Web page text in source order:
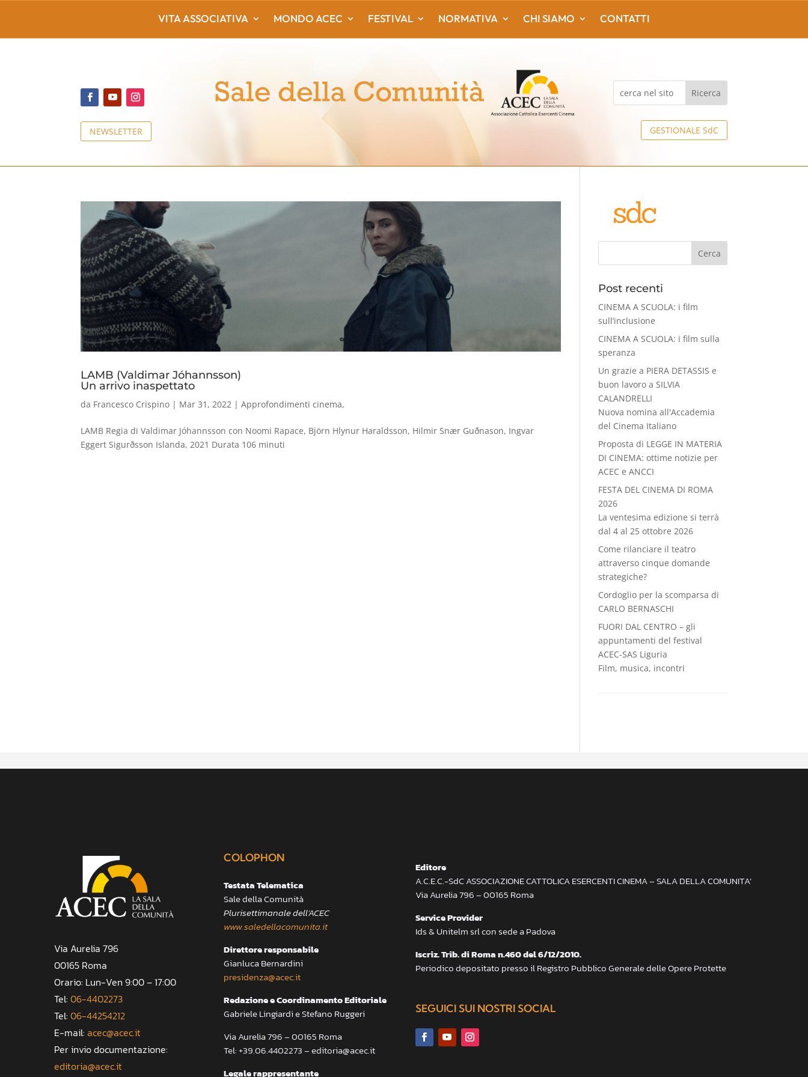
NEWSLETTER GESTIONALE SdC
VITA ASSOCIATIVA MONDO ACEC FESTIVAL NORMATIVA CHI SIAMO CONTATTI
LAMB (Valdimar Jóhannsson)
Un arrivo inaspettato
da Francesco Crispino | Mar 31, 2022 |Approfondimenti cinema,
LAMB Regia di Valdimar Jóhannsson con Noomi Rapace, Björn Hlynur Haraldsson, Hilmir Snær Guðnason, Ingvar
Eggert Sigurðsson Islanda, 2021 Durata 106 minuti
Cerca
Post recenti
CINEMA A SCUOLA: i film
sull’inclusione
CINEMA A SCUOLA: i film sulla
speranza
Un grazie a PIERA DETASSIS e
buon lavoro a SILVIA
CALANDRELLI
Nuova nomina all'Accademia
del Cinema Italiano
Proposta di LEGGE IN MATERIA
DI CINEMA: ottime notizie per
ACEC e ANCCI
FESTA DEL CINEMA DI ROMA
2026
La ventesima edizione si terrà
dal 4 al 25 ottobre 2026
Come rilanciare il teatro
attraverso cinque domande
strategiche?
Cordoglio per la scomparsa di
CARLO BERNASCHI
FUORI DAL CENTRO – gli
appuntamenti del festival
ACEC-SAS Liguria
Film, musica, incontri
Via Aurelia 796
00165 Roma
Orario: Lun-Ven 9:00 – 17:00
Tel: 06-4402273
Tel: 06-44254212
E-mail: acec@acec.it
Per invio documentazione:
editoria@acec.it
COLOPHON
Testata Telematica
Sale della Comunità
Plurisettimanale dell’ACEC
www.saledellacomunita.it
Direttore responsabile
Gianluca Bernardini
presidenza@acec.it
Redazione e Coordinamento Editoriale
Gabriele Lingiardi e Stefano Ruggeri
Via Aurelia 796 – 00165 Roma
Tel: +39.06.4402273 – editoria@acec.it
Legale rappresentante
Editore
A.C.E.C.-SdC ASSOCIAZIONE CATTOLICA ESERCENTI CINEMA – SALA DELLA COMUNITA’
Via Aurelia 796 – 00165 Roma
Service Provider
Ids & Unitelm srl con sede a Padova
Iscriz. Trib. di Roma n.460 del 6/12/2010.
Periodico depositato presso il Registro Pubblico Generale delle Opere Protette
SEGUICI SUI NOSTRI SOCIAL